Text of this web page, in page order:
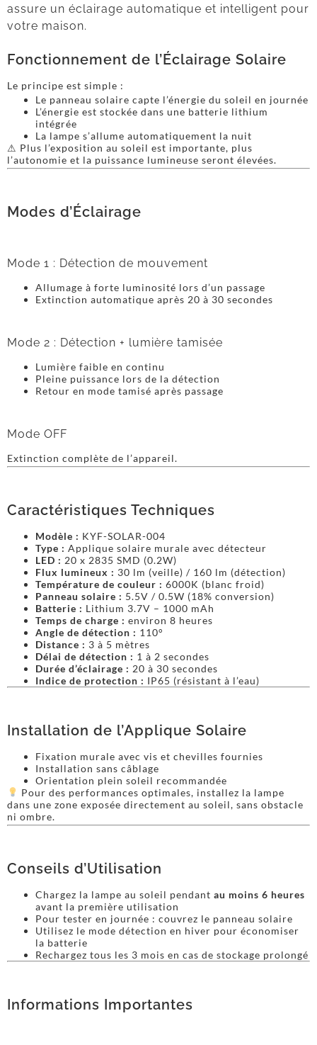
assure un éclairage automatique et intelligent pour
votre maison.
Fonctionnement de l’Éclairage Solaire
Le principe est simple :
Le panneau solaire capte l’énergie du soleil en journée
L’énergie est stockée dans une batterie lithium
intégrée
La lampe s’allume automatiquement la nuit
⚠ Plus l’exposition au soleil est importante, plus
l’autonomie et la puissance lumineuse seront élevées.
Modes d’Éclairage
Mode 1 : Détection de mouvement
Allumage à forte luminosité lors d’un passage
Extinction automatique après 20 à 30 secondes
Mode 2 : Détection + lumière tamisée
Lumière faible en continu
Pleine puissance lors de la détection
Retour en mode tamisé après passage
Mode OFF
Extinction complète de l’appareil.
Caractéristiques Techniques
Modèle : KYF-SOLAR-004
Type : Applique solaire murale avec détecteur
LED : 20 x 2835 SMD (0.2W)
Flux lumineux : 30 lm (veille) / 160 lm (détection)
Température de couleur : 6000K (blanc froid)
Panneau solaire : 5.5V / 0.5W (18% conversion)
Batterie : Lithium 3.7V – 1000 mAh
Temps de charge : environ 8 heures
Angle de détection : 110°
Distance : 3 à 5 mètres
Délai de détection : 1 à 2 secondes
Durée d’éclairage : 20 à 30 secondes
Indice de protection : IP65 (résistant à l’eau)
Installation de l’Applique Solaire
Fixation murale avec vis et chevilles fournies
Installation sans câblage
Orientation plein soleil recommandée
Pour des performances optimales, installez la lampe
dans une zone exposée directement au soleil, sans obstacle
ni ombre.
Conseils d’Utilisation
Chargez la lampe au soleil pendant au moins 6 heures
avant la première utilisation
Pour tester en journée : couvrez le panneau solaire
Utilisez le mode détection en hiver pour économiser
la batterie
Rechargez tous les 3 mois en cas de stockage prolongé
Informations Importantes